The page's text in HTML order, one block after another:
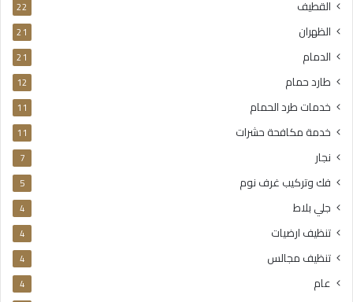
القطيف 22
الظهران 21
الدمام 21
طارد حمام 12
خدمات طرد الحمام 11
خدمة مكافحة حشرات 11
نجار 7
فك وتركيب غرف نوم 5
جلي بلاط 4
تنظيف ارضيات 4
تنظيف مجالس 4
عام 4